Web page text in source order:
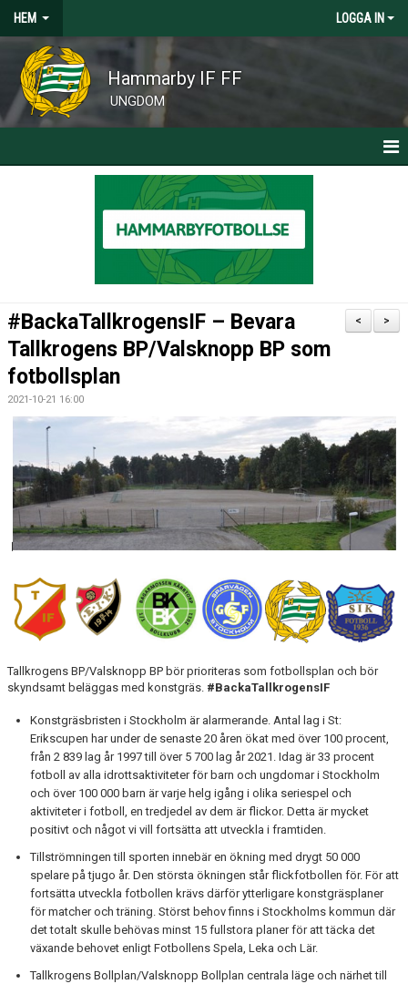
HEM LOGGA IN
Hammarby IF FF
UNGDOM
CAMPER, CLINICS OCH SOMMARFOTBOLLSSKOLA
>
<
#BackaTallkrogensIF – Bevara
Tallkrogens BP/Valsknopp BP som
fotbollsplan
2021-10-21 16:00
Tallkrogens BP/Valsknopp BP bör prioriteras som fotbollsplan och bör
skyndsamt beläggas med konstgräs. #BackaTallkrogensIF
Konstgräsbristen i Stockholm är alarmerande. Antal lag i St:
Erikscupen har under de senaste 20 åren ökat med över 100 procent,
från 2 839 lag år 1997 till över 5 700 lag år 2021. Idag är 33 procent
fotboll av alla idrottsaktiviteter för barn och ungdomar i Stockholm
och över 100 000 barn är varje helg igång i olika seriespel och
aktiviteter i fotboll, en tredjedel av dem är flickor. Detta är mycket
positivt och något vi vill fortsätta att utveckla i framtiden.
Tillströmningen till sporten innebär en ökning med drygt 50 000
spelare på tjugo år. Den största ökningen står flickfotbollen för. För att
fortsätta utveckla fotbollen krävs därför ytterligare konstgräsplaner
för matcher och träning. Störst behov finns i Stockholms kommun där
det totalt skulle behövas minst 15 fullstora planer för att täcka det
växande behovet enligt Fotbollens Spela, Leka och Lär.
Tallkrogens Bollplan/Valsknopp Bollplan centrala läge och närhet till